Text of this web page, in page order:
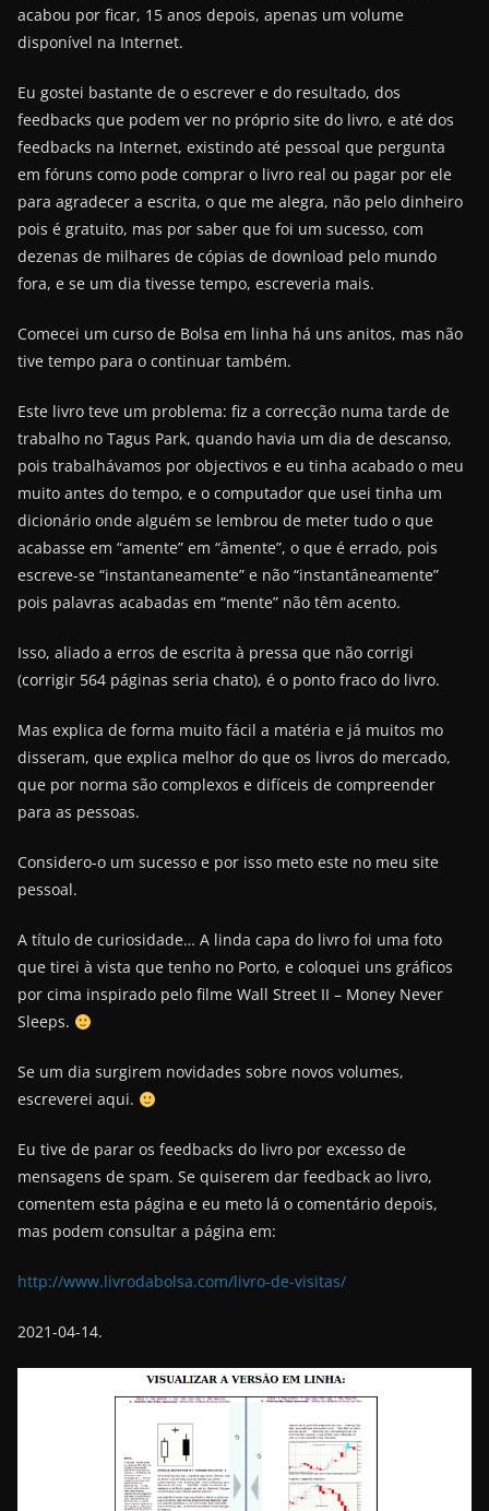
acabou por ficar, 15 anos depois, apenas um volume
disponível na Internet.
Eu gostei bastante de o escrever e do resultado, dos
feedbacks que podem ver no próprio site do livro, e até dos
feedbacks na Internet, existindo até pessoal que pergunta
em fóruns como pode comprar o livro real ou pagar por ele
para agradecer a escrita, o que me alegra, não pelo dinheiro
pois é gratuito, mas por saber que foi um sucesso, com
dezenas de milhares de cópias de download pelo mundo
fora, e se um dia tivesse tempo, escreveria mais.
Comecei um curso de Bolsa em linha há uns anitos, mas não
tive tempo para o continuar também.
Este livro teve um problema: fiz a correcção numa tarde de
trabalho no Tagus Park, quando havia um dia de descanso,
pois trabalhávamos por objectivos e eu tinha acabado o meu
muito antes do tempo, e o computador que usei tinha um
dicionário onde alguém se lembrou de meter tudo o que
acabasse em “amente” em “âmente”, o que é errado, pois
escreve-se “instantaneamente” e não “instantâneamente”
pois palavras acabadas em “mente” não têm acento.
Isso, aliado a erros de escrita à pressa que não corrigi
(corrigir 564 páginas seria chato), é o ponto fraco do livro.
Mas explica de forma muito fácil a matéria e já muitos mo
disseram, que explica melhor do que os livros do mercado,
que por norma são complexos e difíceis de compreender
para as pessoas.
Considero-o um sucesso e por isso meto este no meu site
pessoal.
A título de curiosidade… A linda capa do livro foi uma foto
que tirei à vista que tenho no Porto, e coloquei uns gráficos
por cima inspirado pelo filme Wall Street II – Money Never
Sleeps.
Se um dia surgirem novidades sobre novos volumes,
escreverei aqui.
Eu tive de parar os feedbacks do livro por excesso de
mensagens de spam. Se quiserem dar feedback ao livro,
comentem esta página e eu meto lá o comentário depois,
mas podem consultar a página em:
http://www.livrodabolsa.com/livro-de-visitas/
2021-04-14.